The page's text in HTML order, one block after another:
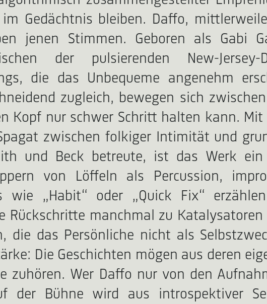
Gedächtnis bleiben. Daffo,
jenen Stimmen. Geboren als Gabi
der pulsierenden New-Jersey-
die das Unbequeme angenehm
zugleich, bewegen sich
Kopf nur schwer Schritt halten kann. Mit
zwischen folkiger Intimität und
und Beck betreute, ist das Werk ein
von Löffeln als Percussion,
wie „Habit“ oder „Quick Fix“
Rückschritte manchmal zu
das Persönliche nicht als
Die Geschichten mögen aus deren
zuhören. Wer Daffo nur von den
der Bühne wird aus introspektiver